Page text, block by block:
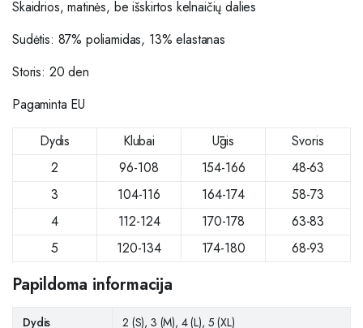
Skaidrios, matinės, be išskirtos kelnaičių dalies
Sudėtis: 87% poliamidas, 13% elastanas
Storis: 20 den
Pagaminta EU
Dydis
Klubai Ūgis
Svoris
2
96-108 154-166
48-63
3
104-116 164-174
58-73
4
112-124 170-178
63-83
5
120-134 174-180 68-93
Papildoma informacija
Dydis
2 (S), 3 (M), 4 (L), 5 (XL)